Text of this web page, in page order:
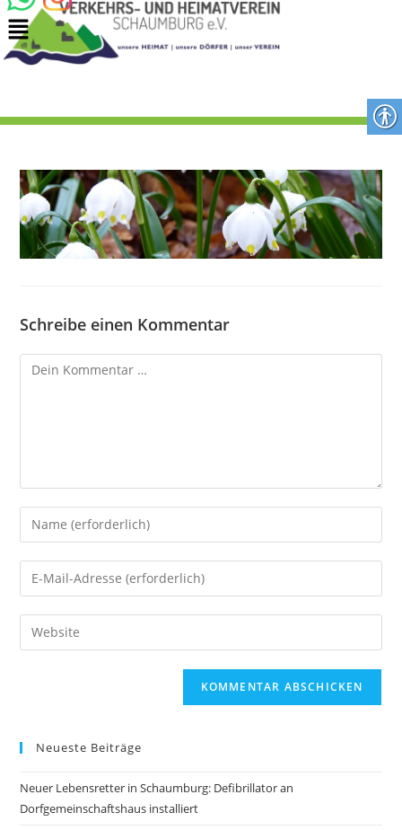
Schreibe einen Kommentar
Neueste Beiträge
Neuer Lebensretter in Schaumburg: Defibrillator an
Dorfgemeinschaftshaus installiert